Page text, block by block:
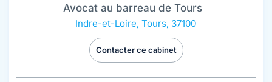
Avocat au barreau de Tours
Indre-et-Loire, Tours, 37100
Contacter ce cabinet